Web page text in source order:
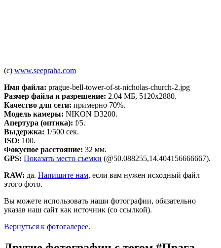
(c) www.seepraha.com
Имя файла: prague-bell-tower-of-st-nicholas-church-2.jpg
Размер файла и разрешение: 2.04 МБ, 5120x2880.
Качество для сети: примерно 70%.
Модель камеры: NIKON D3200.
Апертура (оптика): f/5.
Выдержка: 1/500 сек.
ISO: 100.
Фокусное расстояние: 32 мм.
GPS: Показать место съемки (@50.088255,14.404156666667).
RAW: да. Напишите нам, если вам нужен исходный файл
этого фото.
Вы можете использовать наши фотографии, обязательно
указав наш сайт как источник (со ссылкой).
Вернуться к фотогалерее.